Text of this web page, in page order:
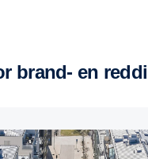
brand- en